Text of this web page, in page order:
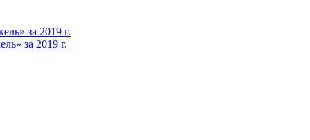
за 2019 г.
за 2019 г.